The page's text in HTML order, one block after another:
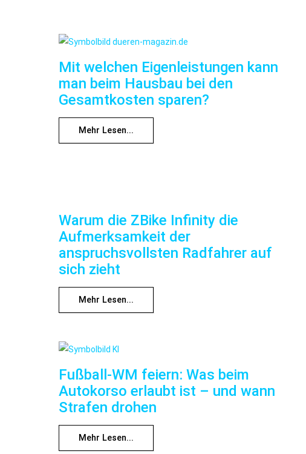
Mit welchen Eigenleistungen kann
man beim Hausbau bei den
Gesamtkosten sparen?
Mehr Lesen...
Warum die ZBike Infinity die
Aufmerksamkeit der
anspruchsvollsten Radfahrer auf
sich zieht
Mehr Lesen...
Fußball-WM feiern: Was beim
Autokorso erlaubt ist – und wann
Strafen drohen
Mehr Lesen...